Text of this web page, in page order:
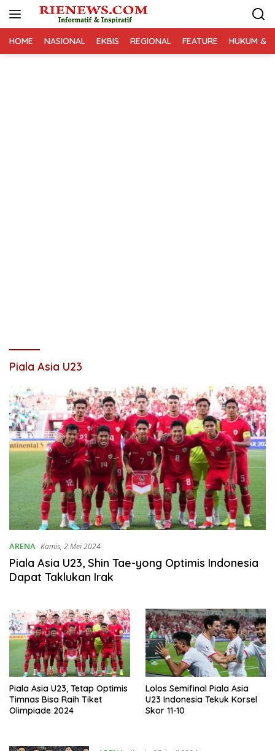
HOME NASIONAL EKBIS REGIONAL FEATURE HUKUM &
Piala Asia U23
ARENA Kamis, 2 Mei 2024
Piala Asia U23, Shin Tae-yong Optimis Indonesia
Dapat Taklukan Irak
Piala Asia U23, Tetap Optimis
Timnas Bisa Raih Tiket
Olimpiade 2024
Lolos Semifinal Piala Asia
U23 Indonesia Tekuk Korsel
Skor 11-10